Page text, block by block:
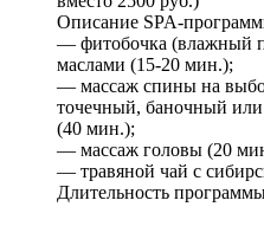
Описание SPA-
— фитобочка (влажный
маслами (15-20 мин.);
— массаж спины на
точечный, баночный
(40 мин.);
— массаж головы (20
— травяной чай с
Длительность